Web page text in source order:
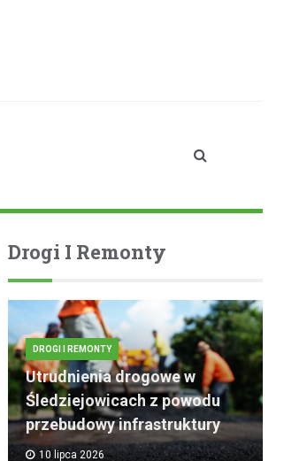
Drogi I Remonty
DROGI I REMONTY
Utrudnienia drogowe w
Śledziejowicach z powodu
przebudowy infrastruktury
10 lipca 2026